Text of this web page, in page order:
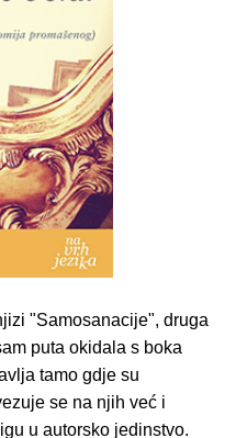
"Samosanacije", druga
puta okidala s boka
tamo gdje su
se na njih već i
u autorsko jedinstvo.